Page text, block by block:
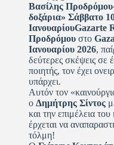
Βασίλης
δοξάρια» Σάββατο
ΙανουαρίουGazarte
Προδρόμου στο
Ιανουαρίου 2026,
δεύτερες σκέψεις σε
ποιητής, τον έχει
υπάρχει.
Αυτόν τον
ο Δημήτρης Σίντος
και την επιμέλεια
έρχεται να
τόλμη!